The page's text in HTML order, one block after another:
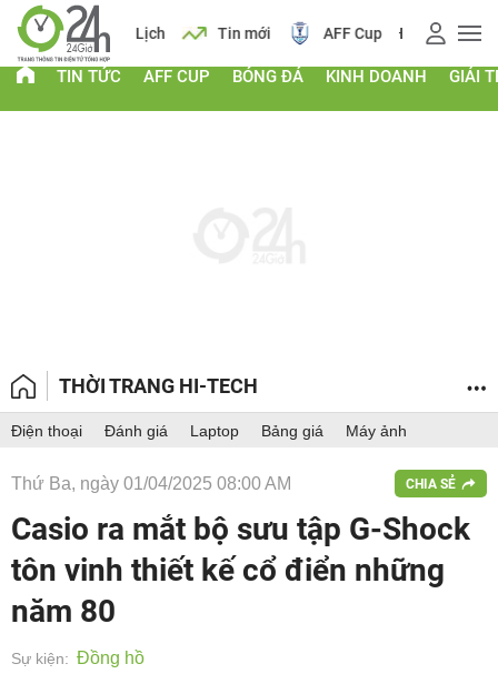
Lịch Tin mới AFF Cup Điểm chuẩn 2026
TIN TỨC AFF CUP BÓNG ĐÁ KINH DOANH GIẢI
THỜI TRANG HI-TECH
Điện thoại Đánh giá Laptop Bảng giá Máy ảnh
Thứ Ba, ngày 01/04/2025 08:00 AM CHIA SẺ
Casio ra mắt bộ sưu tập G-Shock
tôn vinh thiết kế cổ điển những
năm 80
Sự kiện: Đồng hồ